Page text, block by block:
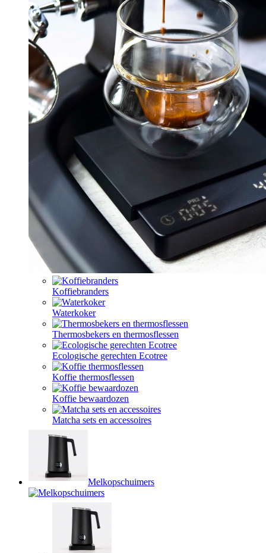
Koffiebranders
Waterkoker
Thermosbekers en thermosflessen
Ecologische gerechten Ecotree
Koffie thermosflessen
Koffie bewaardozen
Matcha sets en accessoires
Melkopschuimers